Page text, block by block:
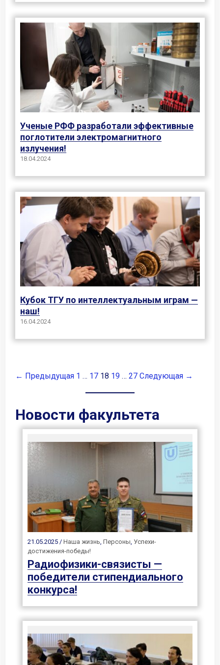
Ученые РФФ разработали эффективные
поглотители электромагнитного
излучения!
18.04.2024
Кубок ТГУ по интеллектуальным играм —
наш!
16.04.2024
← Предыдущая 1 … 17 18 19 … 27 Следующая →
Новости факультета
21.05.2025 / Наша жизнь, Персоны, Успехи-
достижения-победы!
Радиофизики-связисты —
победители стипендиального
конкурса!